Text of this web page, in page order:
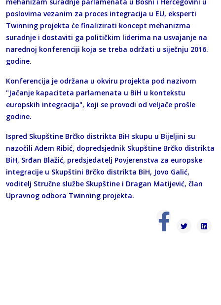
poslovima vezanim za proces integracija u EU, eksperti
Twinning projekta će finalizirati koncept mehanizma
suradnje i dostaviti ga političkim liderima na usvajanje na
narednoj konferenciji koja se treba održati u siječnju 2016.
godine.
Konferencija je održana u okviru projekta pod nazivom
"Jačanje kapaciteta parlamenata u BiH u kontekstu
europskih integracija", koji se provodi od veljače prošle
godine.
Ispred Skupštine Brčko distrikta BiH skupu u Bijeljini su
nazočili Adem Ribić, dopredsjednik Skupštine Brčko distrikta
BiH, Srđan Blažić, predsjedatelj Povjerenstva za europske
integracije u Skupštini Brčko distrikta BiH, Jovo Galić,
voditelj Stručne službe Skupštine i Dragan Matijević, član
Upravnog odbora Twinning projekta.